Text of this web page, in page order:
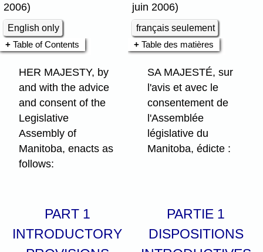
2006)
juin 2006)
English only
français seulement
Table of Contents
Table des matières
HER MAJESTY, by
and with the advice
and consent of the
Legislative
Assembly of
Manitoba, enacts as
follows:
SA MAJESTÉ, sur
l'avis et avec le
consentement de
l'Assemblée
législative du
Manitoba, édicte :
PART 1
INTRODUCTORY
PARTIE 1
DISPOSITIONS